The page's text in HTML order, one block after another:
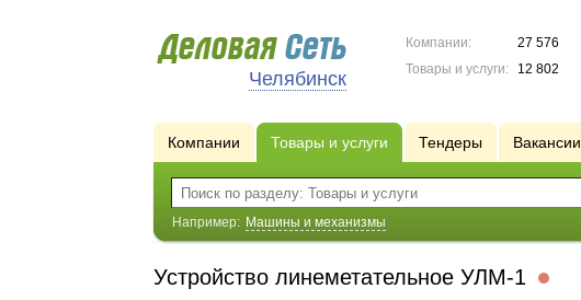
Челябинск
Компании:
27 576
Товары и услуги:
12 802
Компании Товары и услуги Тендеры Вакансии
Например: Машины и механизмы
Устройство линеметательное УЛМ-1